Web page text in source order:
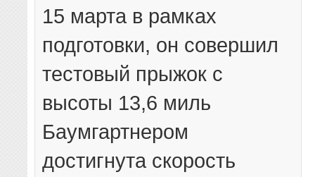
15 марта в рамках
подготовки, он совершил
тестовый прыжок с
высоты 13,6 миль
Баумгартнером
достигнута скорость